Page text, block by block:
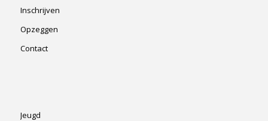
Inschrijven
Opzeggen
Contact
Jeugd